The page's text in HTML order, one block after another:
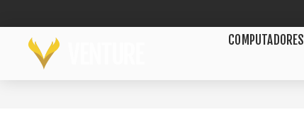
COMPUTADORES